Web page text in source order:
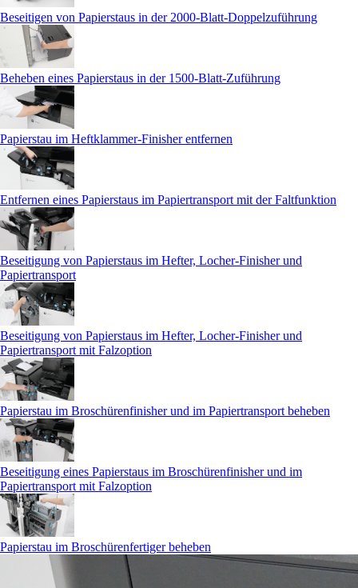
Beseitigen von Papierstaus in der 2000-Blatt-Doppelzuführung
Beheben eines Papierstaus in der 1500-Blatt-Zuführung
Papierstau im Heftklammer-Finisher entfernen
Entfernen eines Papierstaus im Papiertransport mit der Faltfunktion
Beseitigung von Papierstaus im Hefter, Locher-Finisher und
Papiertransport
Beseitigung von Papierstaus im Hefter, Locher-Finisher und
Papiertransport mit Falzoption
Papierstau im Broschürenfinisher und im Papiertransport beheben
Beseitigung eines Papierstaus im Broschürenfinisher und im
Papiertransport mit Falzoption
Papierstau im Broschürenfertiger beheben